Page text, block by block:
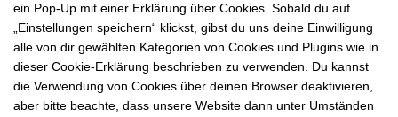
ein Pop-Up mit einer Erklärung über Cookies. Sobald du auf
„Einstellungen speichern“ klickst, gibst du uns deine Einwilligung
alle von dir gewählten Kategorien von Cookies und Plugins wie in
dieser Cookie-Erklärung beschrieben zu verwenden. Du kannst
die Verwendung von Cookies über deinen Browser deaktivieren,
aber bitte beachte, dass unsere Website dann unter Umständen